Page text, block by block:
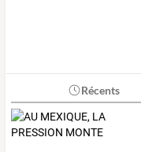
Récents